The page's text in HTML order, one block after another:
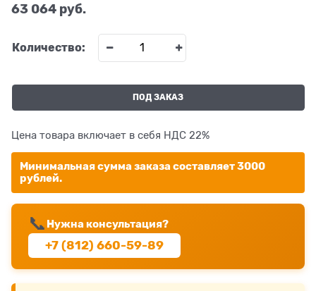
63 064 руб.
Количество:
ПОД ЗАКАЗ
Цена товара включает в себя НДС 22%
Минимальная сумма заказа составляет 3000
рублей.
📞 Нужна консультация?
+7 (812) 660-59-89